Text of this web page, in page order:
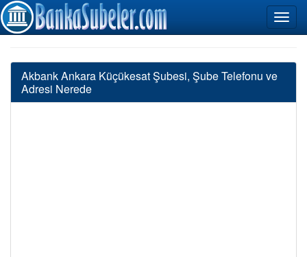
Akbank Ankara Küçükesat Şubesi, Şube Telefonu ve
Adresi Nerede